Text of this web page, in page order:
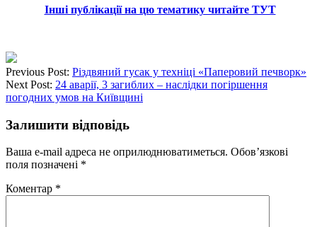
Інші публікації на цю тематику читайте ТУТ
Previous Post: Різдвяний гусак у техніці «Паперовий печворк»
Next Post: 24 аварії, 3 загиблих – наслідки погіршення
погодних умов на Київщині
Залишити відповідь
Ваша e-mail адреса не оприлюднюватиметься. Обов’язкові
поля позначені *
Коментар *